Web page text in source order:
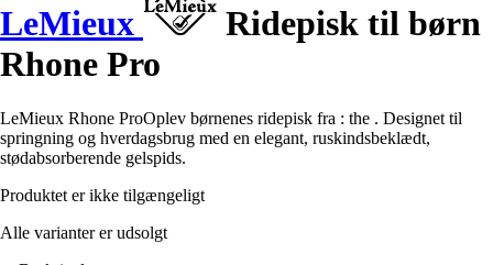
LeMieux
Ridepisk til børn
Rhone Pro
LeMieux Rhone ProOplev børnenes ridepisk fra : the . Designet til
springning og hverdagsbrug med en elegant, ruskindsbeklædt,
stødabsorberende gelspids.
Produktet er ikke tilgængeligt
Alle varianter er udsolgt